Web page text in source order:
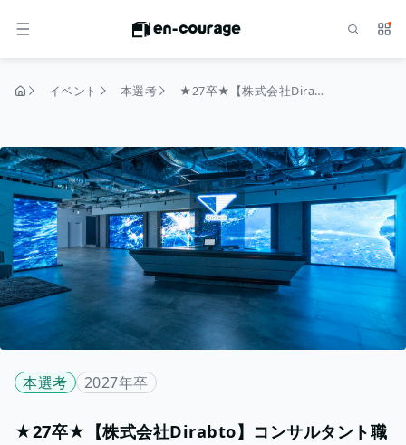
メニュー サ
イベント 本選考 ★27卒★【株式会社Dirabto】コンサルタント職（アナリストポジション）
本選考 2027年卒
★27卒★【株式会社Dirabto】コンサルタント職